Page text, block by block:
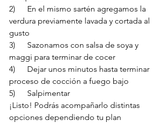
2)      En el mismo sartén agregamos la
verdura previamente lavada y cortada al
gusto
3)      Sazonamos con salsa de soya y
maggi para terminar de cocer
4)      Dejar unos minutos hasta terminar
proceso de cocción a fuego bajo
5)      Salpimentar
¡Listo! Podrás acompañarlo distintas
opciones dependiendo tu plan